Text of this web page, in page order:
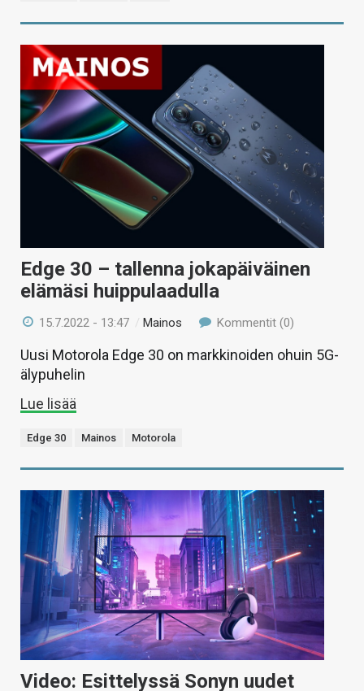
Edge 30 – tallenna jokapäiväinen
elämäsi huippulaadulla
15.7.2022 - 13:47 /Mainos Kommentit (0)
Uusi Motorola Edge 30 on markkinoiden ohuin 5G-
älypuhelin
Lue lisää
Edge 30 Mainos Motorola
Video: Esittelyssä Sonyn uudet